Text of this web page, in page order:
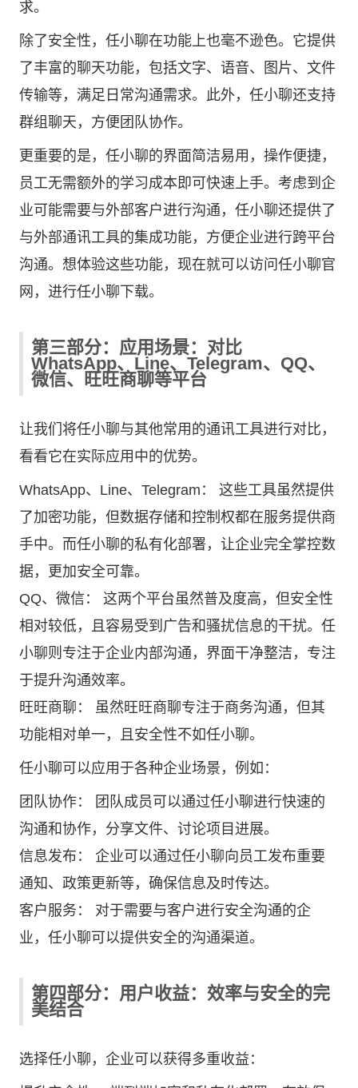
求。
除了安全性，任小聊在功能上也毫不逊色。它提供
了丰富的聊天功能，包括文字、语音、图片、文件
传输等，满足日常沟通需求。此外，任小聊还支持
群组聊天，方便团队协作。
更重要的是，任小聊的界面简洁易用，操作便捷，
员工无需额外的学习成本即可快速上手。考虑到企
业可能需要与外部客户进行沟通，任小聊还提供了
与外部通讯工具的集成功能，方便企业进行跨平台
沟通。想体验这些功能，现在就可以访问 任小聊官
网 ，进行任小聊下载。
第三部分：应用场景：对比
WhatsApp、Line、Telegram、QQ、
微信、旺旺商聊等平台
让我们将任小聊与其他常用的通讯工具进行对比，
看看它在实际应用中的优势。
WhatsApp、Line、Telegram： 这些工具虽然提供
了加密功能，但数据存储和控制权都在服务提供商
手中。而任小聊的私有化部署，让企业完全掌控数
据，更加安全可靠。
QQ、微信： 这两个平台虽然普及度高，但安全性
相对较低，且容易受到广告和骚扰信息的干扰。任
小聊则专注于企业内部沟通，界面干净整洁，专注
于提升沟通效率。
旺旺商聊： 虽然旺旺商聊专注于商务沟通，但其
功能相对单一，且安全性不如任小聊。
任小聊可以应用于各种企业场景，例如：
团队协作： 团队成员可以通过任小聊进行快速的
沟通和协作，分享文件、讨论项目进展。
信息发布： 企业可以通过任小聊向员工发布重要
通知、政策更新等，确保信息及时传达。
客户服务： 对于需要与客户进行安全沟通的企
业，任小聊可以提供安全的沟通渠道。
第四部分：用户收益：效率与安全的完
美结合
选择任小聊，企业可以获得多重收益：